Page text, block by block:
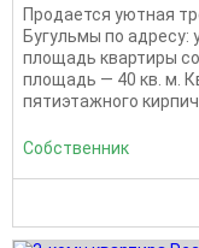
Продается уютная
Бугульмы по
площадь квартиры
площадь — 40 кв. м.
пятиэтажного
Собственник